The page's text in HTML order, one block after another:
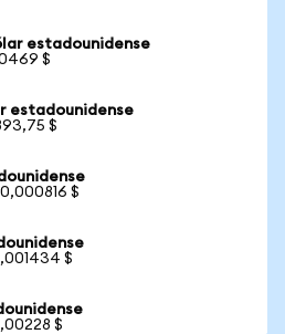
estadounidense
$
estadounidense
$
$
$
$